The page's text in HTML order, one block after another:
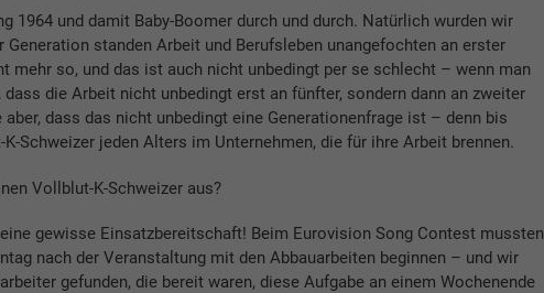
1964 und damit Baby-Boomer durch und durch. Natürlich wurden wir
Generation standen Arbeit und Berufsleben unangefochten an erster
mehr so, und das ist auch nicht unbedingt per se schlecht – wenn man
die Arbeit nicht unbedingt erst an fünfter, sondern dann an zweiter
dass das nicht unbedingt eine Generationenfrage ist – denn bis
Schweizer jeden Alters im Unternehmen, die für ihre Arbeit brennen.
Vollblut-K-Schweizer aus?
gewisse Einsatzbereitschaft! Beim Eurovision Song Contest mussten
nach der Veranstaltung mit den Abbauarbeiten beginnen – und wir
gefunden, die bereit waren, diese Aufgabe an einem Wochenende